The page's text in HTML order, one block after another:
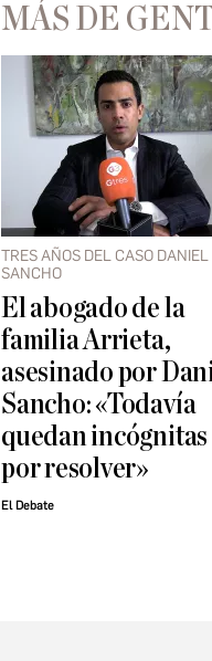
MÁS DE
TRES AÑOS DEL CASO DANIEL
SANCHO
El abogado de la
familia Arrieta,
asesinado por
Sancho: «Todavía
quedan incógnitas
por resolver»
El Debate